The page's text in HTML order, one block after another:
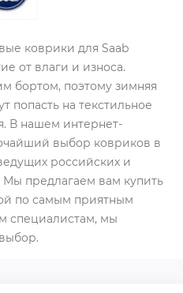
коврики для Saab
от влаги и износа.
бортом, поэтому зимняя
попасть на текстильное
В нашем интернет-
выбор ковриков в
российских и
предлагаем вам купить
по самым приятным
специалистам, мы